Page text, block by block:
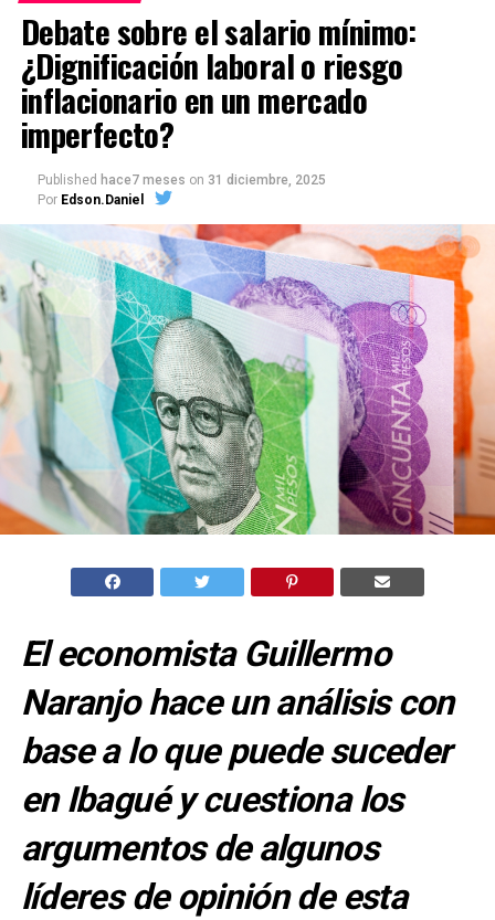
Debate sobre el salario mínimo:
¿Dignificación laboral o riesgo
inflacionario en un mercado
imperfecto?
Published hace7 meses on 31 diciembre, 2025
Por Edson.Daniel
El economista Guillermo
Naranjo hace un análisis con
base a lo que puede suceder
en Ibagué y cuestiona los
argumentos de algunos
líderes de opinión de esta